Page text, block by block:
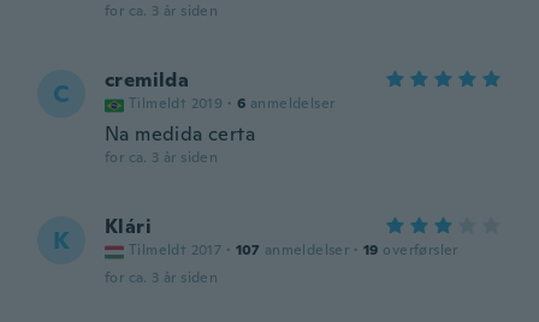
for ca. 3 år siden
C cremilda
Tilmeldt 2019 · 6 anmeldelser
Na medida certa
for ca. 3 år siden
K Klári
Tilmeldt 2017 · 107 anmeldelser · 19 overførsler
for ca. 3 år siden